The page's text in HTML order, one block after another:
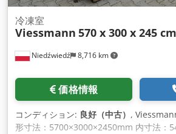
Niedźwiedź 8,716 km
冷凍室
Viessmann 570 x 300 x 245 cm
価格情報
コンディション: 良好（中古） ,
形寸法：5700×3000×2450mm 内寸法：